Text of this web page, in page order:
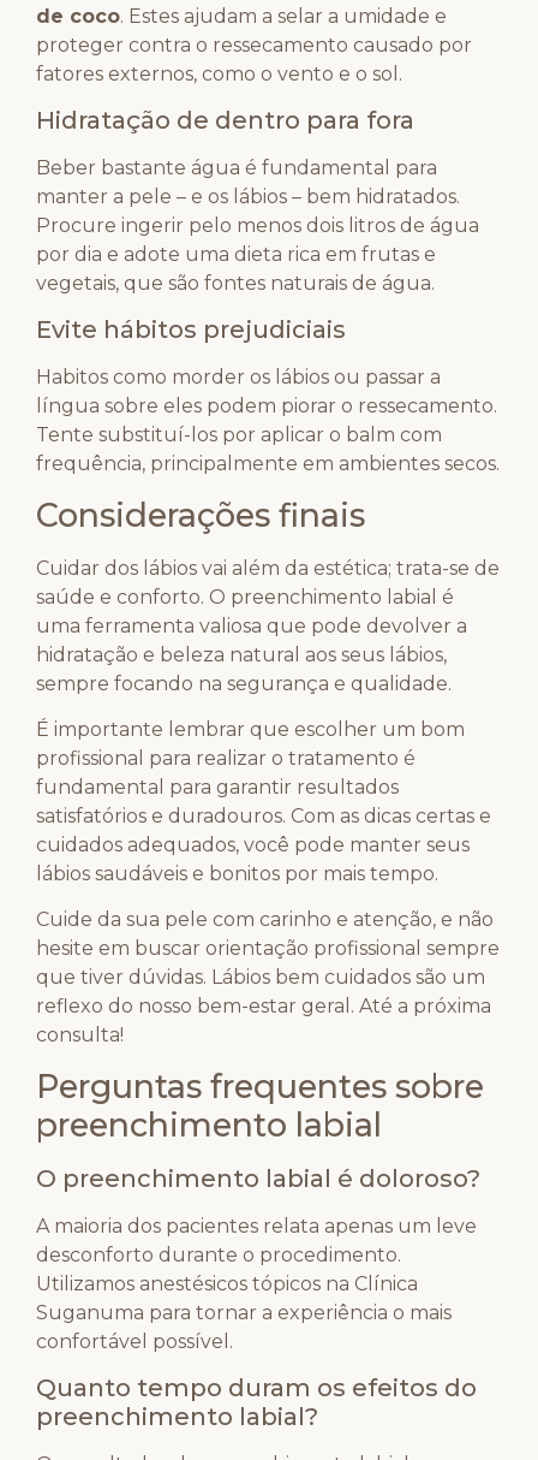
de coco. Estes ajudam a selar a umidade e
proteger contra o ressecamento causado por
fatores externos, como o vento e o sol.
Hidratação de dentro para fora
Beber bastante água é fundamental para
manter a pele – e os lábios – bem hidratados.
Procure ingerir pelo menos dois litros de água
por dia e adote uma dieta rica em frutas e
vegetais, que são fontes naturais de água.
Evite hábitos prejudiciais
Habitos como morder os lábios ou passar a
língua sobre eles podem piorar o ressecamento.
Tente substituí-los por aplicar o balm com
frequência, principalmente em ambientes secos.
Considerações finais
Cuidar dos lábios vai além da estética; trata-se de
saúde e conforto. O preenchimento labial é
uma ferramenta valiosa que pode devolver a
hidratação e beleza natural aos seus lábios,
sempre focando na segurança e qualidade.
É importante lembrar que escolher um bom
profissional para realizar o tratamento é
fundamental para garantir resultados
satisfatórios e duradouros. Com as dicas certas e
cuidados adequados, você pode manter seus
lábios saudáveis e bonitos por mais tempo.
Cuide da sua pele com carinho e atenção, e não
hesite em buscar orientação profissional sempre
que tiver dúvidas. Lábios bem cuidados são um
reflexo do nosso bem-estar geral. Até a próxima
consulta!
Perguntas frequentes sobre
preenchimento labial
O preenchimento labial é doloroso?
A maioria dos pacientes relata apenas um leve
desconforto durante o procedimento.
Utilizamos anestésicos tópicos na Clínica
Suganuma para tornar a experiência o mais
confortável possível.
Quanto tempo duram os efeitos do
preenchimento labial?